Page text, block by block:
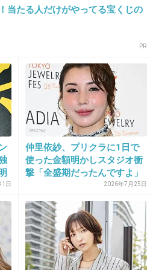
+5 -184
当たる人だけがやってる宝くじの
PR
日
仲里依紗、プリクラに1日で
使った金額明かしスタジオ衝
撃「全盛期だったんですよ」
2026年7月25日